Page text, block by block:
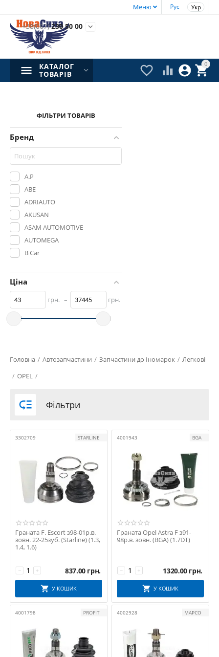
Рус Укр
Меню
+38(067)230 50 00 
0


 
КАТАЛОГ
ТОВАРІВ
ФІЛЬТРИ ТОВАРІВ
Бренд
A.P
ABE
ADRIAUTO
AKUSAN
ASAM AUTOMOTIVE
AUTOMEGA
B Car
BOSCH
DENSO
FAG
FEBEST
FRENKIN
FRENKIT
GM
GMB
GSP
HERTH+BUSS JAKOPARTS
IMPERGOM
Japanparts
LEMFORDER
LPR
Ціна
грн. – грн.
Головна / Автозапчастини / Запчастини до Іномарок / Легкові
/ OPEL /
 Фільтри
3302709 STARLINE
Граната F. Escort з98-01р.в.
зовн. 22-25зуб. (Starline) (1.3,
1.4, 1.6)
+
− 837.00 грн.
У КОШИК
4001943 BGA
Граната Opel Astra F з91-
98р.в. зовн. (BGA) (1.7DT)
+
− 1320.00 грн.
У КОШИК
4001798 PROFIT 4002928 MAPCO